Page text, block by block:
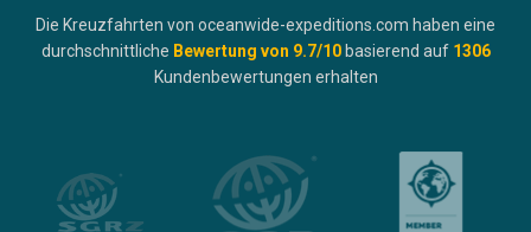
Die Kreuzfahrten von oceanwide-expeditions.com haben eine
durchschnittliche Bewertung von 9.7/10 basierend auf 1306
Kundenbewertungen erhalten